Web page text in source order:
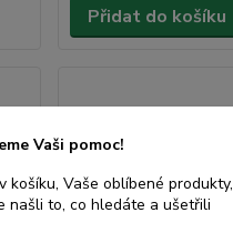
Přidat do košíku
Vaši pomoc!
košíku, Vaše oblíbené produkty,
našli to, co hledáte a ušetřili